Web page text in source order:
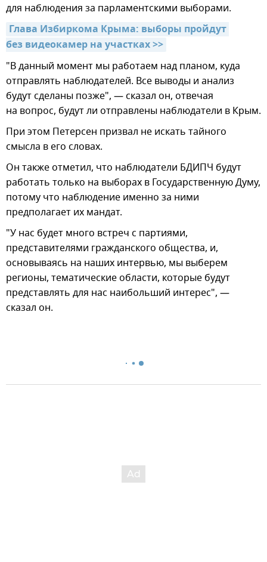
для наблюдения за парламентскими выборами.
Глава Избиркома Крыма: выборы пройдут
без видеокамер на участках >>
"В данный момент мы работаем над планом, куда
отправлять наблюдателей. Все выводы и анализ
будут сделаны позже", — сказал он, отвечая
на вопрос, будут ли отправлены наблюдатели в Крым.
При этом Петерсен призвал не искать тайного
смысла в его словах.
Он также отметил, что наблюдатели БДИПЧ будут
работать только на выборах в Государственную Думу,
потому что наблюдение именно за ними
предполагает их мандат.
"У нас будет много встреч с партиями,
представителями гражданского общества, и,
основываясь на наших интервью, мы выберем
регионы, тематические области, которые будут
представлять для нас наибольший интерес", —
сказал он.